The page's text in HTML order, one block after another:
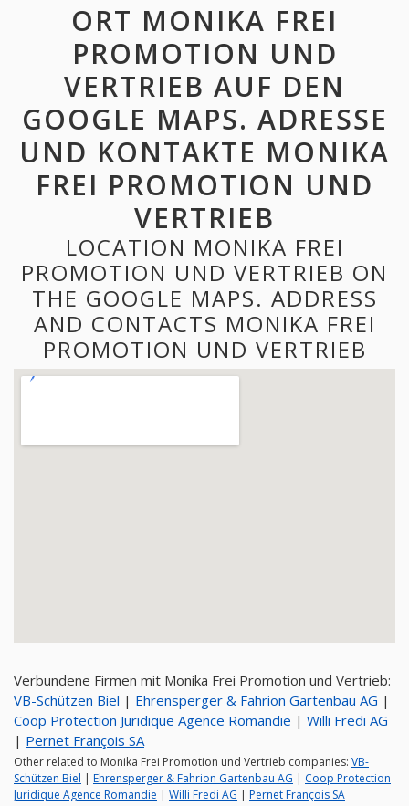
ORT MONIKA FREI
PROMOTION UND
VERTRIEB AUF DEN
GOOGLE MAPS. ADRESSE
UND KONTAKTE MONIKA
FREI PROMOTION UND
VERTRIEB
LOCATION MONIKA FREI
PROMOTION UND VERTRIEB ON
THE GOOGLE MAPS. ADDRESS
AND CONTACTS MONIKA FREI
PROMOTION UND VERTRIEB
Verbundene Firmen mit Monika Frei Promotion und Vertrieb:
VB-Schützen Biel | Ehrensperger & Fahrion Gartenbau AG |
Coop Protection Juridique Agence Romandie | Willi Fredi AG
| Pernet François SA
Other related to Monika Frei Promotion und Vertrieb companies: VB-
Schützen Biel | Ehrensperger & Fahrion Gartenbau AG | Coop Protection
Juridique Agence Romandie | Willi Fredi AG | Pernet François SA